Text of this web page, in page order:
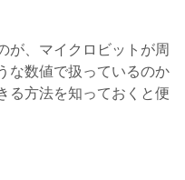
が、マイクロビットが周
な数値で扱っているのか
る方法を知っておくと便